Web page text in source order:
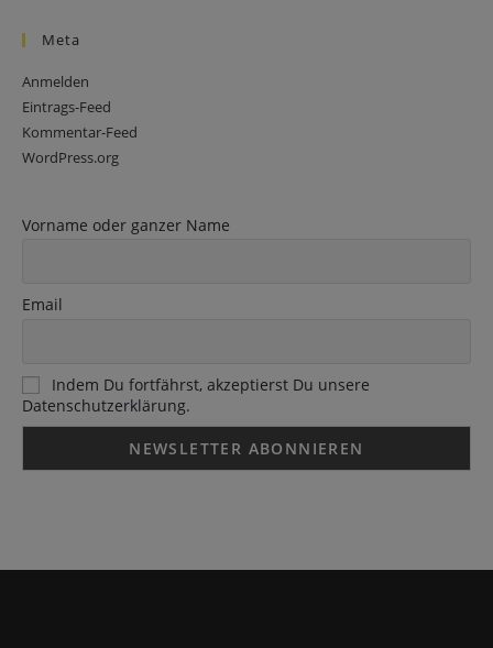
Meta
Anmelden
Eintrags-Feed
Kommentar-Feed
WordPress.org
Vorname oder ganzer Name
Email
Indem Du fortfährst, akzeptierst Du unsere
Datenschutzerklärung.